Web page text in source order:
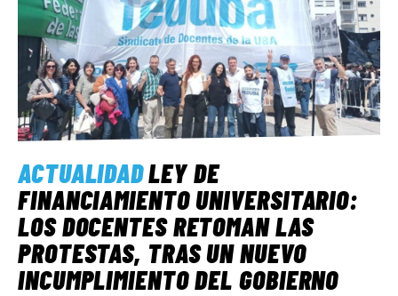
ACTUALIDADLEY DE
FINANCIAMIENTO UNIVERSITARIO:
LOS DOCENTES RETOMAN LAS
PROTESTAS, TRAS UN NUEVO
INCUMPLIMIENTO DEL GOBIERNO